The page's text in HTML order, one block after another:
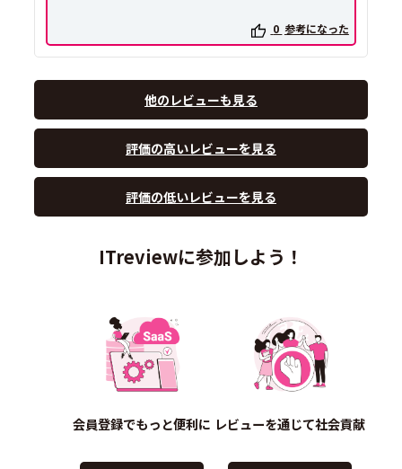
0 参考になった
他のレビューも見る
評価の高いレビューを見る
評価の低いレビューを見る
ITreviewに参加しよう！
会員登録でもっと便利に レビューを通じて社会貢献